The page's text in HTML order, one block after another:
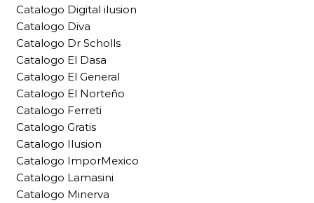
Catalogo Digital ilusion
Catalogo Diva
Catalogo Dr Scholls
Catalogo El Dasa
Catalogo El General
Catalogo El Norteño
Catalogo Ferreti
Catalogo Gratis
Catalogo Ilusion
Catalogo ImporMexico
Catalogo Lamasini
Catalogo Minerva